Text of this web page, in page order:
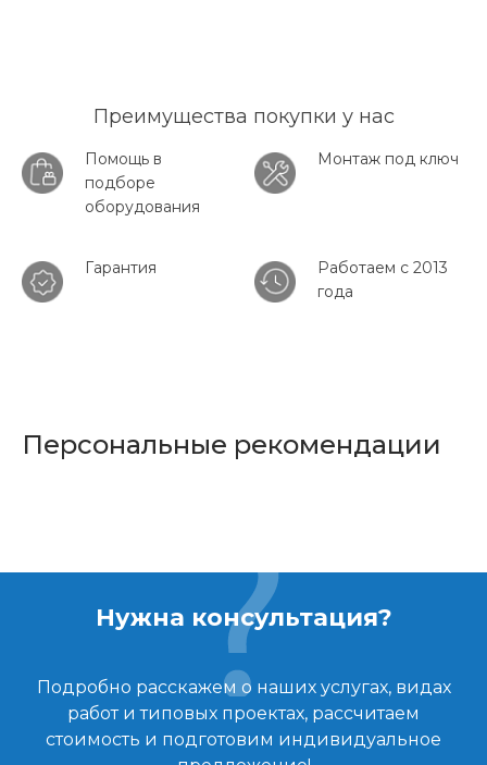
Преимущества покупки у нас
Помощь в
подборе
оборудования
Монтаж под ключ
Гарантия
Работаем с 2013
года
Персональные рекомендации
Нужна консультация?
Подробно расскажем о наших услугах, видах
работ и типовых проектах, рассчитаем
стоимость и подготовим индивидуальное